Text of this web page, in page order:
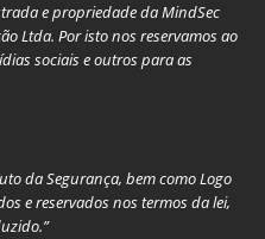
e propriedade da MindSec
Ltda. Por isto nos reservamos ao
sociais e outros para as
da Segurança, bem como Logo
e reservados nos termos da lei,